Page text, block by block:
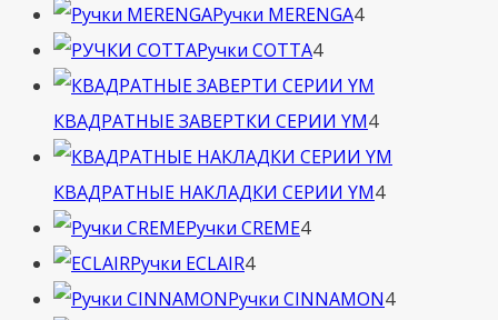
Ручки MERENGA44
Ручки COTTA44
товара
КВАДРАТНЫЕ ЗАВЕРТКИ СЕРИИ YM44
товара
КВАДРАТНЫЕ НАКЛАДКИ СЕРИИ YM44
Ручки CREME44
Ручки ECLAIR44
товара
Ручки CINNAMON44